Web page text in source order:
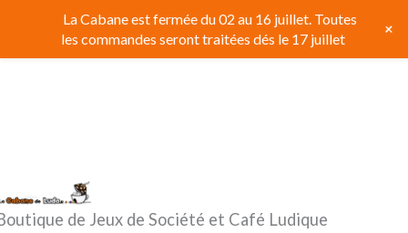
contenu
de Jeux de Société et Café Ludique
La Cabane est fermée du 02 au 16 juillet. Toutes
les commandes seront traitées dés le 17 juillet
+